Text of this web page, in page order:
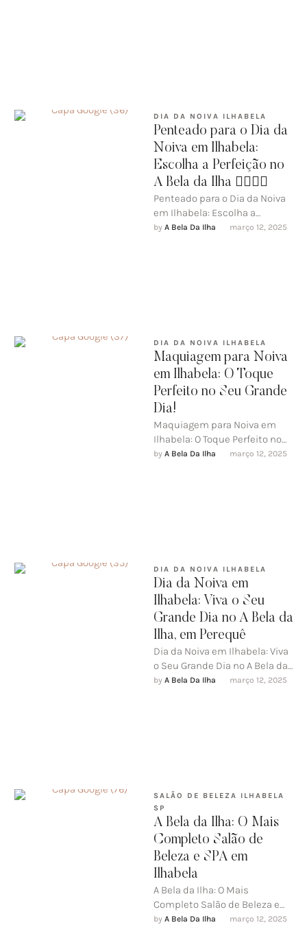
DIA DA NOIVA ILHABELA
Penteado para o Dia da
Noiva em Ilhabela:
Escolha a Perfeição no
A Bela da Ilha 👰🏼‍♀️✨
Penteado para o Dia da Noiva
em Ilhabela: Escolha a
Perfeição no A Bela da Ilha
by A Bela Da Ilha março 12, 2025
DIA DA NOIVA ILHABELA
Maquiagem para Noiva
em Ilhabela: O Toque
Perfeito no Seu Grande
Dia!
Maquiagem para Noiva em
Ilhabela: O Toque Perfeito no
Seu Grande Dia!O casamento
by A Bela Da Ilha março 12, 2025
DIA DA NOIVA ILHABELA
Dia da Noiva em
Ilhabela: Viva o Seu
Grande Dia no A Bela da
Ilha, em Perequê
Dia da Noiva em Ilhabela: Viva
o Seu Grande Dia no A Bela da
Ilha, em Perequê 👰🏼‍♀️✨O …
by A Bela Da Ilha março 12, 2025
SALÃO DE BELEZA ILHABELA
SP
A Bela da Ilha: O Mais
Completo Salão de
Beleza e SPA em
Ilhabela
A Bela da Ilha: O Mais
Completo Salão de Beleza e
SPA em IlhabelaSe você busca
by A Bela Da Ilha março 12, 2025